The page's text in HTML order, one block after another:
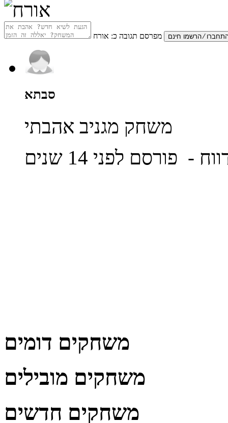
מפרסם תגובה כ: אורח
סבתא
משחק מגניב אהבתי
- פורסם לפני 14 שנים
משחקים דומים
משחקים מובילים
משחקים חדשים